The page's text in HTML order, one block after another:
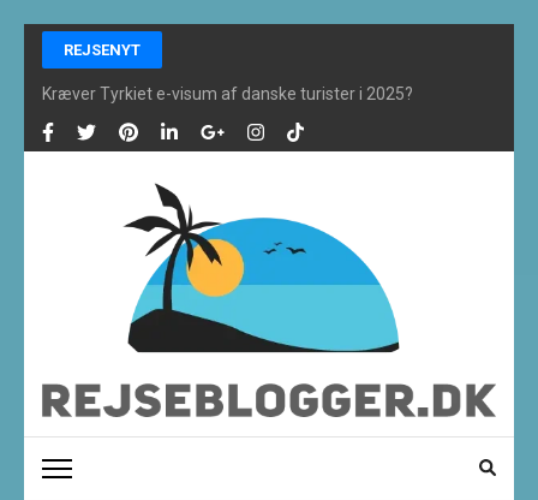
Skip
content
(Press
Enter)
REJSENYT
Kræver Tyrkiet e-visum af danske turister i 2025?
REJSEBLOGGER ONLINE